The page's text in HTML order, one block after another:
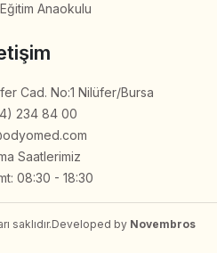
Anaokulu
Cad. No:1 Nilüfer/Bursa
234 84 00
Saatlerimiz
08:30 - 18:30
saklıdır.Developed by Novembros